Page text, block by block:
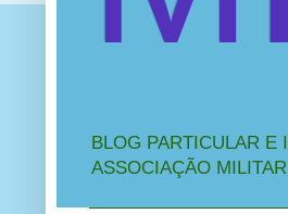
BLOG PARTICULAR E
ASSOCIAÇÃO